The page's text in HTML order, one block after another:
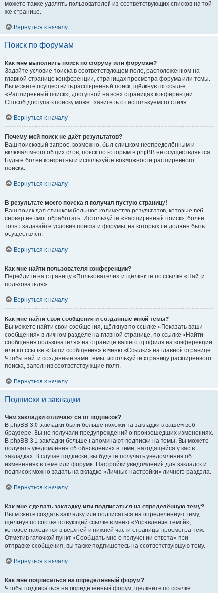
можете также удалять пользователей из соответствующих списков на той
же странице.
Вернуться к началу
Поиск по форумам
Как мне выполнить поиск по форуму или форумам?
Задайте условие поиска в соответствующем поле, расположенном на
главной странице конференции, страницах просмотра форума или темы.
Вы можете осуществить расширенный поиск, щёлкнув по ссылке
«Расширенный поиск», доступной на всех страницах конференции.
Способ доступа к поиску может зависеть от используемого стиля.
Вернуться к началу
Почему мой поиск не даёт результатов?
Ваш поисковый запрос, возможно, был слишком неопределённым и
включал много общих слов, поиск по которым в phpBB не осуществляется.
Будьте более конкретны и используйте возможности расширенного
поиска.
Вернуться к началу
В результате моего поиска я получил пустую страницу!
Ваш поиск дал слишком большое количество результатов, которые веб-
сервер не смог обработать. Используйте «Расширенный поиск», более
точно задавайте условия поиска и форумы, на которых он должен быть
осуществлён.
Вернуться к началу
Как мне найти пользователя конференции?
Перейдите на страницу «Пользователи» и щёлкните по ссылке «Найти
пользователя».
Вернуться к началу
Как мне найти свои сообщения и созданные мной темы?
Вы можете найти свои сообщения, щёлкнув по ссылке «Показать ваши
сообщения» в личном разделе на главной странице, по ссылке «Найти
сообщения пользователя» на странице вашего профиля на конференции
или по ссылке «Ваши сообщения» в меню «Ссылки» на главной странице.
Чтобы найти созданные вами темы, используйте страницу расширенного
поиска, заполнив соответствующие поля.
Вернуться к началу
Подписки и закладки
Чем закладки отличаются от подписок?
В phpBB 3.0 закладки были больше похожи на закладки в вашем веб-
браузере. Вы не получали предупреждений о произошедших изменениях.
В phpBB 3.1 закладки больше напоминают подписки на темы. Вы можете
получать уведомления об обновлениях в теме, находящейся у вас в
закладках. В случае подписки, вы будете получать уведомления об
изменениях в теме или форуме. Настройки уведомлений для закладок и
подписок можно задать на вкладке «Личные настройки» личного раздела.
Вернуться к началу
Как мне сделать закладку или подписаться на определённую тему?
Вы можете создать закладку или подписаться на определённую тему,
щёлкнув по соответствующей ссылке в меню «Управление темой»,
которое находится в верхней и нижней части страницы просмотра тем.
Отметив галочкой пункт «Сообщать мне о получении ответа» при
отправке сообщения, вы также подпишетесь на соответствующую тему.
Вернуться к началу
Как мне подписаться на определённый форум?
Чтобы подписаться на определённый форум, щёлкните по ссылке